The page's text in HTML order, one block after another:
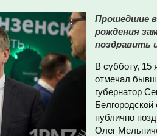
Прошедшие
рождения
поздравить
В субботу, 15
отмечал
губернатор
публично
Олег